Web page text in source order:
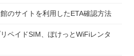
のサイトを利用したETA確認方法
ペイドSIM、ぽけっとWiFiレンタ